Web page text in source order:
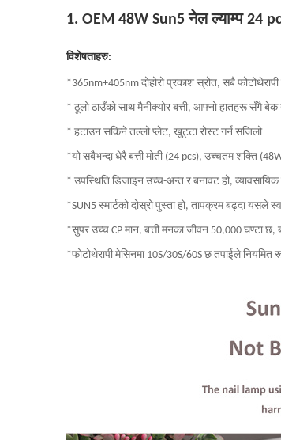
1. OEM 48W Sun5 नेल ल्याम्प 24
विशेषताहरु:
*365nm+405nm दोहोरो प्रकाश स्रोत, सबै
* ठूलो ठाउँको साथ मैनीक्योर बत्ती, आफ्नो हातहरू सँगै
* हटाउन सकिने तल्लो प्लेट, खुट्टा रोस्ट गर्न सजिलो
*यो सबैभन्दा धेरै बत्ती मोती (24 pcs), उच्चतम शक्ति
* उपस्थिति डिजाइन उच्च-अन्त र बनावट हो,
*SUN5 स्मार्टको दोस्रो पुस्ता हो, तापक्रम बढ्दा
*सुपर उच्च CP मान, बत्ती मनका जीवन 50,000 घण्टा
*फोटोथेरापी मेसिनमा 10S/30S/60S छ तपाईले नियमित